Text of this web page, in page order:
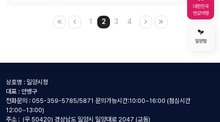
급 안됩니다!!) ✔ 「단체관광객 유치 인센티
밀양시 단장면 미촌리 982
1 2 3 4
대한민국
반값여행
밀양팜
상호명 : 밀양시청
대표 : 안병구
전화문의 : 055-359-5785/5871 문의가능시간:10:00~16:00 (점심시간
12:00~13:00)
주소 : (우 50420) 경상남도 밀양시 밀양대로 2047 (교동)